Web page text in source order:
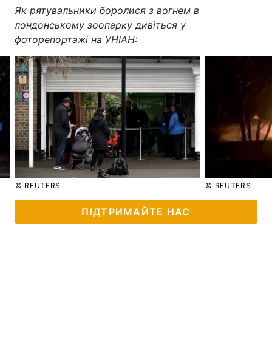
Як рятувальники боролися з вогнем в
лондонському зоопарку дивіться у
фоторепортажі на УНІАН:
© REUTERS © REUTERS
ПІДТРИМАЙТЕ НАС